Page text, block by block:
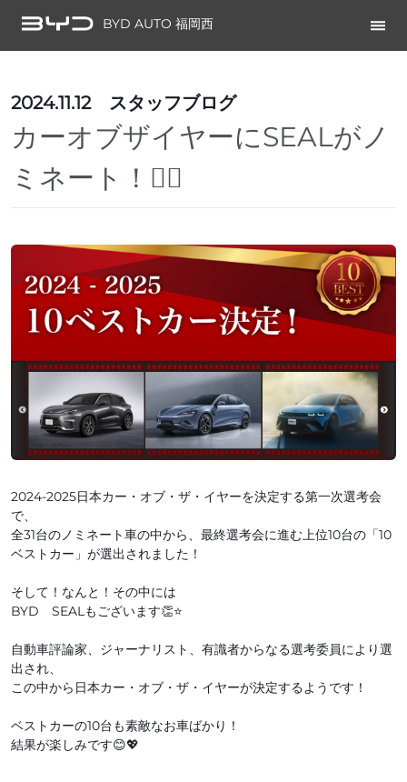
BYD AUTO 福岡西
2024.11.12 スタッフブログ
カーオブザイヤーにSEALがノ
ミネート！🙋‍♀️
2024-2025日本カー・オブ・ザ・イヤーを決定する第一次選考会
で、
全31台のノミネート車の中から、最終選考会に進む上位10台の「10
ベストカー」が選出されました！
そして！なんと！その中には
BYD SEALもございます👏⭐
自動車評論家、ジャーナリスト、有識者からなる選考委員により選
出され、
この中から日本カー・オブ・ザ・イヤーが決定するようです！
ベストカーの10台も素敵なお車ばかり！
結果が楽しみです😊💖